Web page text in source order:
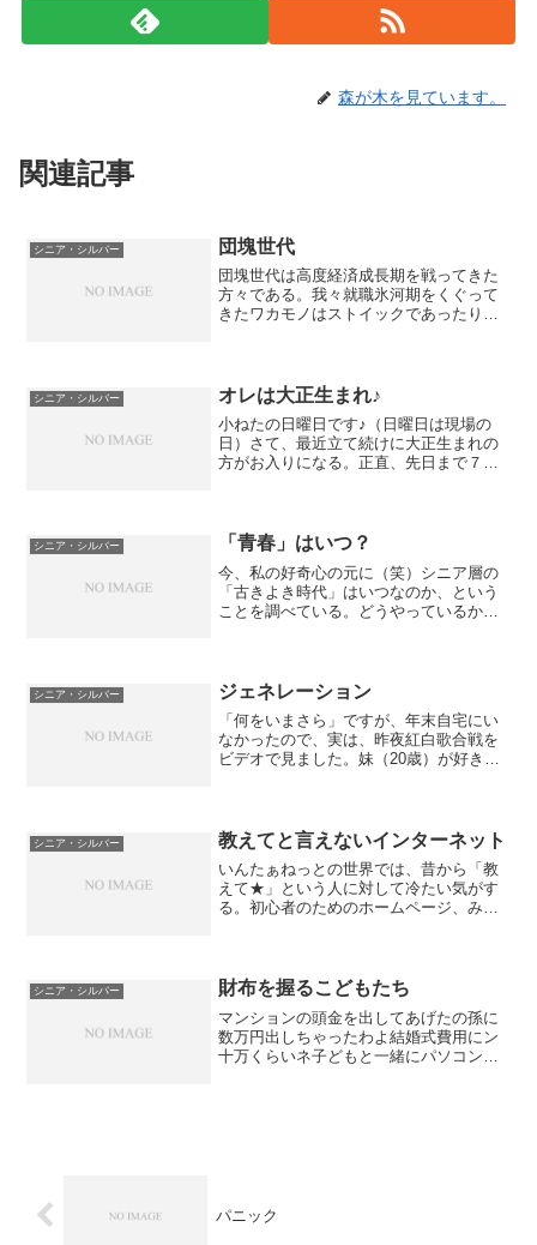
森が木を見ています。
関連記事
シニア・シルバー 団塊世代
団塊世代は高度経済成長期を戦ってきた
方々である。我々就職氷河期をくぐって
きたワカモノはストイックであったり、
り、のびのびとしている。「あ...
シニア・シルバー オレは大正生まれ♪
小ねたの日曜日です♪（日曜日は現場の
日）さて、最近立て続けに大正生まれの
方がお入りになる。正直、先日まで７５
た。まったく最初からはじめるの...
シニア・シルバー 「青春」はいつ？
今、私の好奇心の元に（笑）シニア層の
「古きよき時代」はいつなのか、という
ことを調べている。どうやっているかと
盛り上がるか見てみる。で...
シニア・シルバー ジェネレーション
「何をいまさら」ですが、年末自宅にい
なかったので、実は、昨夜紅白歌合戦を
ビデオで見ました。妹（20歳）が好きな
のですが、私の好きな歌...
シニア・シルバー 教えてと言えないインターネット
いんたぁねっとの世界では、昔から「教
えて★」という人に対して冷たい気がす
る。初心者のためのホームページ、みた
つもあった。いわゆる「教...
シニア・シルバー 財布を握るこどもたち
マンションの頭金を出してあげたの孫に
数万円出しちゃったわよ結婚式費用にン
十万くらいネ子どもと一緒にパソコン買
パニック